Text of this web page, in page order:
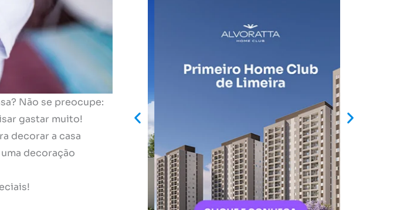
Não se preocupe:
gastar muito!
decorar a casa
decoração